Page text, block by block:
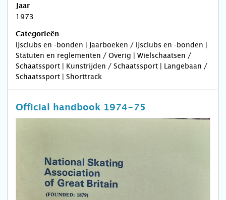
Jaar
1973
Categorieën
IJsclubs en -bonden | Jaarboeken / IJsclubs en -bonden |
Statuten en reglementen / Overig | Wielschaatsen /
Schaatssport | Kunstrijden / Schaatssport | Langebaan /
Schaatssport | Shorttrack
Official handbook 1974-75